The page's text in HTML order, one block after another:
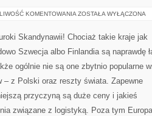
KOMENTOWANIA POZNAJ
ZOSTAŁA WYŁĄCZONA
Skandynawii! Chociaż takie kraje jak
Szwecja albo Finlandia są naprawdę
ogólnie nie są one zbytnio popularne
– z Polski oraz reszty świata. Zapewne
przyczyną są duże ceny i jakieś
związane z logistyką. Poza tym Europa